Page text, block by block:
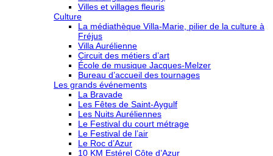
Villes et villages fleuris
Culture
La médiathèque Villa-Marie, pilier de la culture à
Fréjus
Villa Aurélienne
Circuit des métiers d’art
École de musique Jacques-Melzer
Bureau d’accueil des tournages
Les grands événements
La Bravade
Les Fêtes de Saint-Aygulf
Les Nuits Auréliennes
Le Festival du court métrage
Le Festival de l’air
Le Roc d’Azur
10 KM Estérel Côte d’Azur